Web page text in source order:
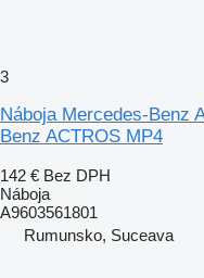
3
Náboja Mercedes-Benz
Benz ACTROS MP4
142 € Bez DPH
Náboja
A9603561801
Rumunsko, Suceava